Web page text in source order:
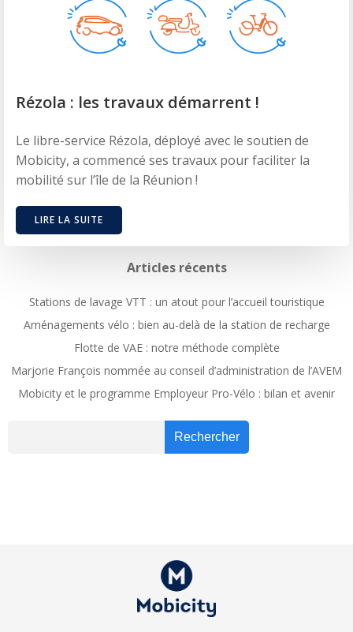
Rézola : les travaux démarrent !
Le libre-service Rézola, déployé avec le soutien de
Mobicity, a commencé ses travaux pour faciliter la
mobilité sur l’île de la Réunion !
LIRE LA SUITE
Articles récents
Stations de lavage VTT : un atout pour l’accueil touristique
Aménagements vélo : bien au-delà de la station de recharge
Flotte de VAE : notre méthode complète
Marjorie François nommée au conseil d’administration de l’AVEM
Mobicity et le programme Employeur Pro-Vélo : bilan et avenir
Rechercher